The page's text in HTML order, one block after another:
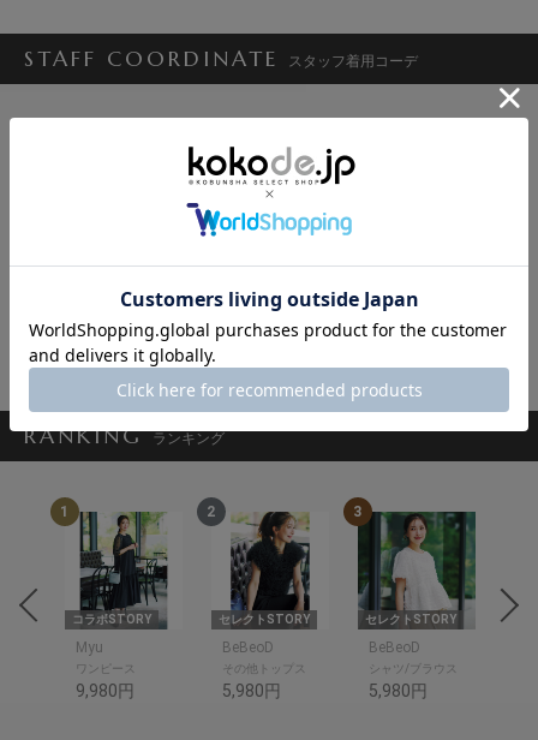
STAFF COORDINATE スタッフ着用コーデ
櫻井 雪/CiCi
RANKING ランキング
1
コラボSTORY
Myu
ワンピース
9,980円
2
セレクトSTORY
BeBeoD
その他トップス
5,980円
3
セレクトSTORY
BeBeoD
シャツ/ブラウス
5,980円